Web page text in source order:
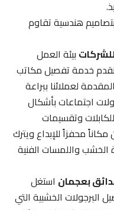
هندسية تقاوم
بيئة العمل
خدمة تفصيل مكاتب
لعملائنا ببراعة
اجتماعات بأشكال
وتقسيمات
محفزاً للإبداع ويترك
واللمسات الفنية
بعجماناستغل
الخشبية التي